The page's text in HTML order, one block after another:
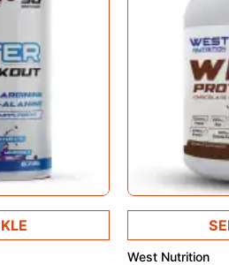
West Nutrition